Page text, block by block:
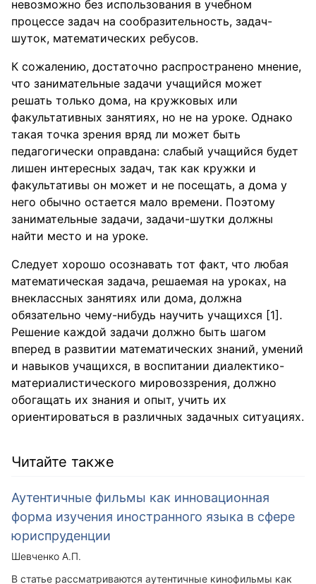
невозможно без использования в учебном
процессе задач на сообразительность, задач-
шуток, математических ребусов.
К сожалению, достаточно распространено мнение,
что занимательные задачи учащийся может
решать только дома, на кружковых или
факультативных занятиях, но не на уроке. Однако
такая точка зрения вряд ли может быть
педагогически оправдана: слабый учащийся будет
лишен интересных задач, так как кружки и
факультативы он может и не посещать, а дома у
него обычно остается мало времени. Поэтому
занимательные задачи, задачи-шутки должны
найти место и на уроке.
Следует хорошо осознавать тот факт, что любая
математическая задача, решаемая на уроках, на
внеклассных занятиях или дома, должна
обязательно чему-нибудь научить учащихся [1].
Решение каждой задачи должно быть шагом
вперед в развитии математических знаний, умений
и навыков учащихся, в воспитании диалектико-
материалистического мировоззрения, должно
обогащать их знания и опыт, учить их
ориентироваться в различных задачных ситуациях.
Читайте также
Аутентичные фильмы как инновационная
форма изучения иностранного языка в сфере
юриспруденции
Шевченко А.П.
В статье рассматриваются аутентичные кинофильмы как